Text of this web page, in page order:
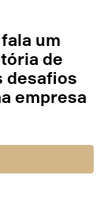
um
de
desafios
empresa